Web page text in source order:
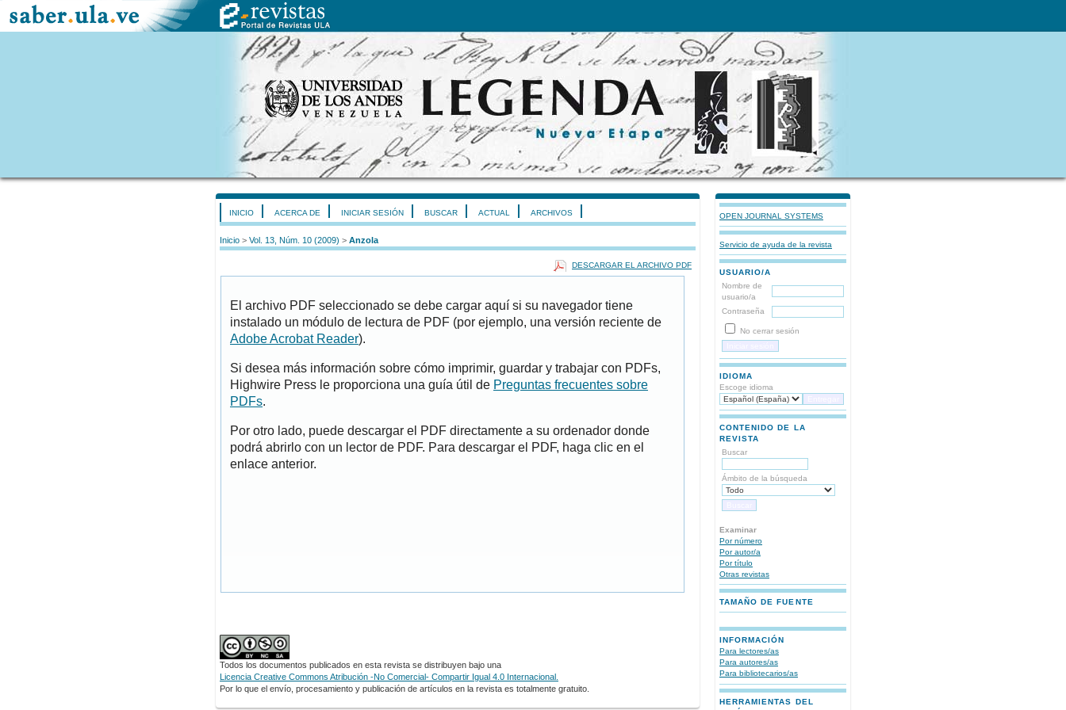
OPEN JOURNAL SYSTEMS
Servicio de ayuda de la revista
USUARIO/A
Nombre de
usuario/a
Contraseña
No cerrar sesión
IDIOMA
Escoge idioma
CONTENIDO DE LA
REVISTA
Buscar
Ámbito de la búsqueda
Examinar
Por número
Por autor/a
Por título
Otras revistas
TAMAÑO DE FUENTE
INFORMACIÓN
Para lectores/as
Para autores/as
Para bibliotecarios/as
HERRAMIENTAS DEL
INICIO ACERCA DE INICIAR SESIÓN BUSCAR ACTUAL ARCHIVOS
Inicio > Vol. 13, Núm. 10 (2009) > Anzola
DESCARGAR EL ARCHIVO PDF
El archivo PDF seleccionado se debe cargar aquí si su navegador tiene
instalado un módulo de lectura de PDF (por ejemplo, una versión reciente de
Adobe Acrobat Reader).
Si desea más información sobre cómo imprimir, guardar y trabajar con PDFs,
Highwire Press le proporciona una guía útil de Preguntas frecuentes sobre
PDFs.
Por otro lado, puede descargar el PDF directamente a su ordenador donde
podrá abrirlo con un lector de PDF. Para descargar el PDF, haga clic en el
enlace anterior.
Todos los documentos publicados en esta revista se distribuyen bajo una
Licencia Creative Commons Atribución -No Comercial- Compartir Igual 4.0 Internacional.
Por lo que el envío, procesamiento y publicación de artículos en la revista es totalmente gratuito.